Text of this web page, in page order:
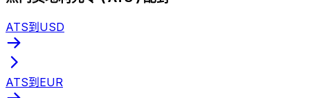
ATS到USD
ATS到EUR